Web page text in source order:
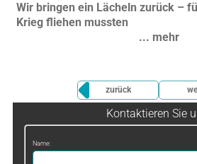
Wir bringen ein Lächeln zurück –
Krieg fliehen mussten
... mehr
zurück
Kontaktieren Sie
Name: